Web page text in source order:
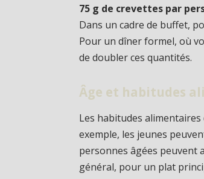
75 g de crevettes par
Dans un cadre de buffet,
Pour un dîner formel, où
de doubler ces quantités.
Âge et habitudes
Les habitudes alimentaires
exemple, les jeunes
personnes âgées peuvent
général, pour un plat